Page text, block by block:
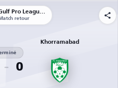
Persian Gulf Pro League (Iran)
retour
0
Khorramabad